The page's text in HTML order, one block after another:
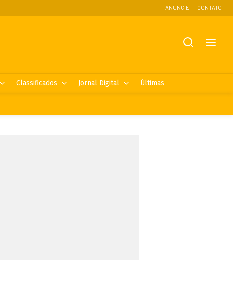
ANUNCIE CONTATO
Classificados Jornal Digital Últimas